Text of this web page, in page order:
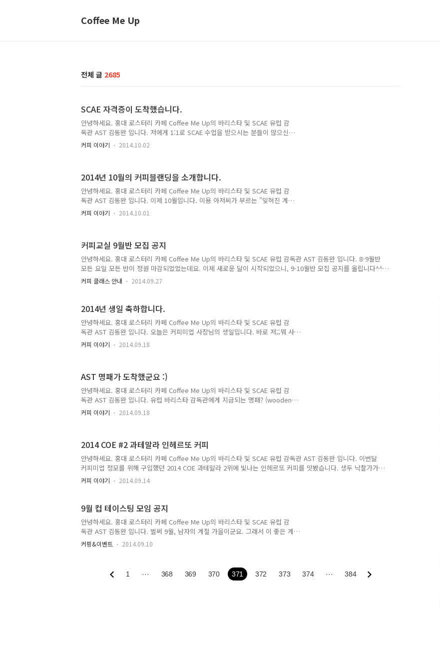
Coffee Me Up
전체 글 2685
SCAE 자격증이 도착했습니다.
안녕하세요. 홍대 로스터리 카페 Coffee Me Up의 바리스타 및 SCAE 유럽 감
독관 AST 김동완 입니다. 저에게 1:1로 SCAE 수업을 받으시는 분들이 많으신데
요.비록 시험을 한번에 붙지 못하는 분이 계시긴 하지만 그래도 결국 해내서 합
격하십니다^^그리고 이렇게 자격증을 받아가시지요. 오늘 따끈따끈하게 5명의
수강생이 모두 있는데요. 이 분들도 앞으로 있을 시험에 빠르게 합격해서 취득하
시길 :) 참고로, 이거 뱃지가 예뻐졌네요. 제가 유럽에서 취득했을때만해도 좀 구
린 뱃지였는데;좀 크고 뭔가 있어보입니다. 탐나네요 ㅋ 아참, 배지는 바..
커피 이야기 2014.10.02
2014년 10월의 커피블랜딩을 소개합니다.
안녕하세요. 홍대 로스터리 카페 Coffee Me Up의 바리스타 및 SCAE 유럽 감
독관 AST 김동완 입니다. 이제 10월입니다. 이용 아저씨가 부르는 "잊혀진 계
절"이 라디오에서 흘러나오겠죠? ^^자, 그래서 A 블랜딩의 이름은... A는 "잊혀
진 계절"가을에 잘 어울리는 이름과 맛을 집어 넣었습니다.신맛은 거의 없고 쌉
을, "잊혀진 계절"과 함께 따뜻한 아메리카노 한 잔 어떠세요? ^^ 그리고B는 "바
밤바"이름 참 강렬하죠? ㅎ 네, 맞습니다. 여러분들이 생각하는 그 바밤바의 맛!
군밤은 들어있지 않지만 전형적인 '밤 맛'을 내는 블랜딩이랄까요?오마초..
커피 이야기 2014.10.01
커피교실 9월반 모집 공지
안녕하세요. 홍대 로스터리 카페 Coffee Me Up의 바리스타 및 SCAE 유럽 감독관 AST 김동완 입니다. 8-9월반
모든 요일 모든 반이 정원 마감되었었는데요. 이제 새로운 달이 시작되었으니, 9-10월반 모집 공지를 올립니다^^
09월21일 일요반 - 모두 마감 및 진행중 09월27일 토요반 - 모두 마감 및 진행중 09월29일 월요반 - 모두 마감 혹
은 10월 과정 미리 예약하실분은 메일주시면 됩니다. 10월반은 19일 일요일, 25일 토요일, 27일 월요일에 진행예
이고요. 보시고 참여가능한 날짜를 메일로 주시고 입금주시면 선착순으로 마감합니다. 이미 전 달에 예약 접수해
주시는..
커피 클래스 안내 2014.09.27
2014년 생일 축하합니다.
안녕하세요. 홍대 로스터리 카페 Coffee Me Up의 바리스타 및 SCAE 유럽 감
독관 AST 김동완 입니다. 오늘은 커피미업 사장님의 생일입니다. 바로 저;;뭐 사
실 생일을 따로 축하하거나 하지는 않아요. 어릴땐 참 생일이 좋았는데 나이가
드니까 생일이 뭐 대단한게 아니라는 생각이 들고,저 보다 저를 낳아주시고 길러
뭐 이젠 가고싶지도 않고 갈 시간도 없고 (결정적으로 갈 사람이 없습니다 ㅠㅠ)
그래서 준비한 나를 위한 쓰리썸 라떼.제가 원래 라떼를 안좋아하는데 우리집 라
떼만 좋아해요^^ 쓰리썸 라떼요!선천적으로 그림이나 바른 글씨에 장애를;; 가..
커피 이야기 2014.09.18
AST 명패가 도착했군요 :)
안녕하세요. 홍대 로스터리 카페 Coffee Me Up의 바리스타 및 SCAE 유럽 감
독관 AST 김동완 입니다. 유럽 바리스타 감독관에게 지급되는 명패? (wooden
plaque) 가 도착했습니다.사실 아주 오래전에 왔는데, 아래 사진처럼 이름이 잘
못 왔었어요.돈완 킴! 이라니 ㅋㅋ돈만 밝히는 사람도 아니고 ㅎㅎ 여튼 오타로
면 연장될 계획입니다.한국에서 취득한게 아니고 유럽 본진에서 취득해 온거라
더욱 자랑스럽습니다만^^;뭐 그건 그냥 제 스스로의 만족인것이고, 지금껏 가르
쳐 온 것 처럼 초심을 잃지않고최선을 다 해서 커피교육을 진행하고 또 ..
커피 이야기 2014.09.18
2014 COE #2 과테말라 인헤르또 커피
안녕하세요. 홍대 로스터리 카페 Coffee Me Up의 바리스타 및 SCAE 유럽 감독관 AST 김동완 입니다. 이번달
커피미업 정모를 위해 구입했던 2014 COE 과테말라 2위에 빛나는 인헤르또 커피를 맛봤습니다. 생두 낙찰가가
비싸서 구입가격이 상당히 비쌌는데요. (점점 COE 가격이 올라가고 있는것 같아요 ㅠㅠ) 그래도 얼토당토 않은
커피를 비싼 가격에 사는것에 비해서는 꽤 만족스러웠습니다. 인헤르토 농장이야 워낙 잘 알려진 곳이고, 과테말
등이네요. 그래도 프레지덴셜 급인 90점을 돌파하여 90.08을 받아 자존심을 지켰습니다. 맛은 인헤르토 특유의 새
콤 달콤한 산미가 기분 좋게 합니..
커피 이야기 2014.09.14
9월 컵 테이스팅 모임 공지
안녕하세요. 홍대 로스터리 카페 Coffee Me Up의 바리스타 및 SCAE 유럽 감
독관 AST 김동완 입니다. 벌써 9월, 남자의 계절 가을이군요. 그래서 이 좋은 계
절 가을을 맞이하여 이번달 컵 테이스팅 모임 공지합니다. 참고로 이번달에는 목
요일이 아닌, 화요일이예요! 이유는 이번 목요일이 제 생일이라 할 일이 있어서
잔~ 이번달에는 여러분들이 상당히 기대하던 커피가 제공됩니다. 이건 지난달 모
임 사진입니다 ㅋ . . 뭔지 궁금하시죠? A. 과테말라를 넘어 세계를 대표하는 농
커핑&이벤트 2014.09.10
1 ··· 368 369 370 371 372 373 374 ··· 384